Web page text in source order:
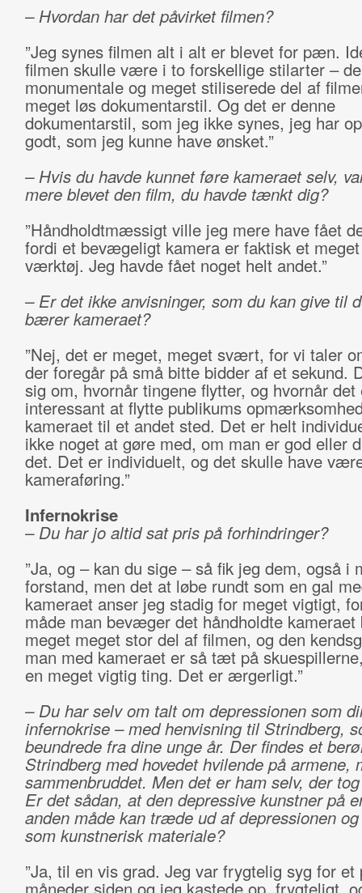
– Hvordan har det påvirket filmen?
”Jeg synes filmen alt i alt er blevet for pæn.
filmen skulle være i to forskellige stilarter –
monumentale og meget stiliserede del af
meget løs dokumentarstil. Og det er denne
dokumentarstil, som jeg ikke synes, jeg har
godt, som jeg kunne have ønsket.”
– Hvis du havde kunnet føre kameraet selv,
mere blevet den film, du havde tænkt dig?
”Håndholdtmæssigt ville jeg mere have fået
fordi et bevægeligt kamera er faktisk et
værktøj. Jeg havde fået noget helt andet.”
– Er det ikke anvisninger, som du kan give til
bærer kameraet?
”Nej, det er meget, meget svært, for vi taler
der foregår på små bitte bidder af et sekund.
sig om, hvornår tingene flytter, og hvornår det
interessant at flytte publikums
kameraet til et andet sted. Det er helt
ikke noget at gøre med, om man er god eller
det. Det er individuelt, og det skulle have
kameraføring.”
Infernokrise
– Du har jo altid sat pris på forhindringer?
”Ja, og – kan du sige – så fik jeg dem, også i
forstand, men det at løbe rundt som en gal
kameraet anser jeg stadig for meget vigtigt,
måde man bevæger det håndholdte kameraet
meget meget stor del af filmen, og den
man med kameraet er så tæt på
en meget vigtig ting. Det er ærgerligt.”
– Du har selv om talt om depressionen som
infernokrise – med henvisning til Strindberg,
beundrede fra dine unge år. Der findes et
Strindberg med hovedet hvilende på armene,
sammenbruddet. Men det er ham selv, der
Er det sådan, at den depressive kunstner på
anden måde kan træde ud af depressionen
som kunstnerisk materiale?
”Ja, til en vis grad. Jeg var frygtelig syg for et